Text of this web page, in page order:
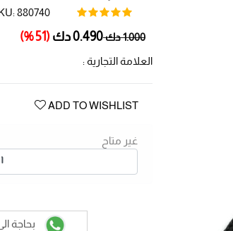
880740
Regular
1.000 دك 0.490 دك (51 %)
العلامة التجارية :
ADD TO WISHLIST
غير متاح
بحاجة